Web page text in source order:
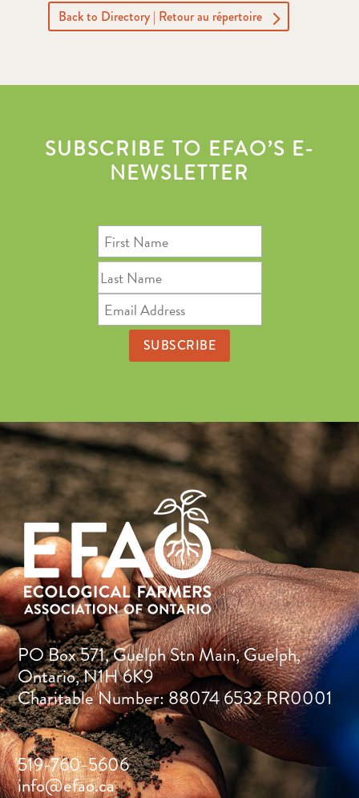
Back to Directory | Retour au répertoire
SUBSCRIBE TO EFAO’S E-
NEWSLETTER
PO Box 571, Guelph Stn Main, Guelph,
Ontario, N1H 6K9
Charitable Number: 88074 6532 RR0001
519-760-5606
info@efao.ca